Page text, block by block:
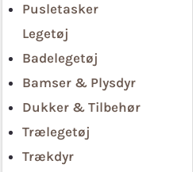
Pusletasker
Legetøj
Badelegetøj
Bamser & Plysdyr
Dukker & Tilbehør
Trælegetøj
Trækdyr